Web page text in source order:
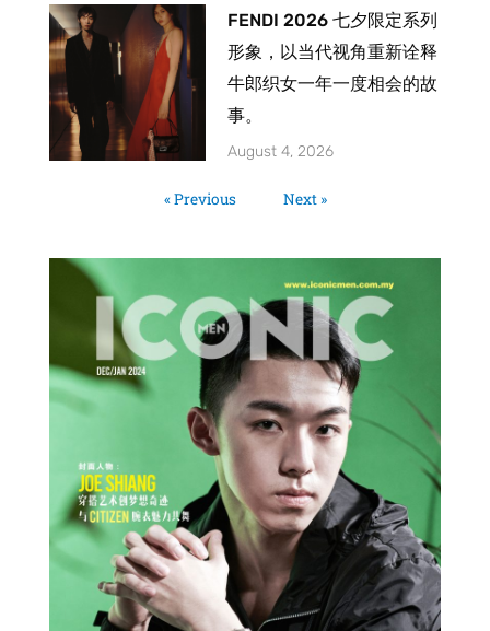
FENDI 2026 七夕限定系列
形象，以当代视角重新诠释
牛郎织女一年一度相会的故
事。
August 4, 2026
« Previous Next »